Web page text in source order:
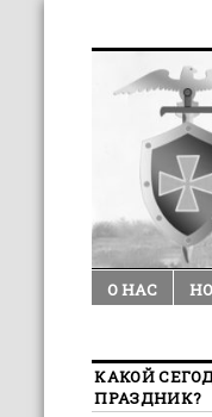
О НАС
КАКОЙ
ПРАЗДНИК?